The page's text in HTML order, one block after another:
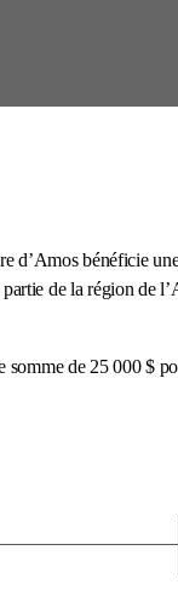
bénéficie
de la région de
de 25 000 $